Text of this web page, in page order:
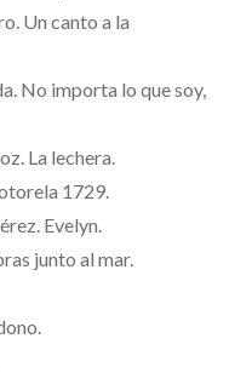
Un canto a la
No importa lo que soy,
La lechera.
1729.
Evelyn.
junto al mar.